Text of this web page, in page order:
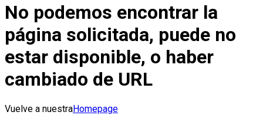
No podemos encontrar la
página solicitada, puede no
estar disponible, o haber
cambiado de URL
Vuelve a nuestraHomepage